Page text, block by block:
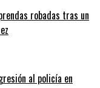
robadas tras un
al policía en